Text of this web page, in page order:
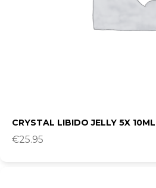
CRYSTAL LIBIDO JELLY 5X
€25.95